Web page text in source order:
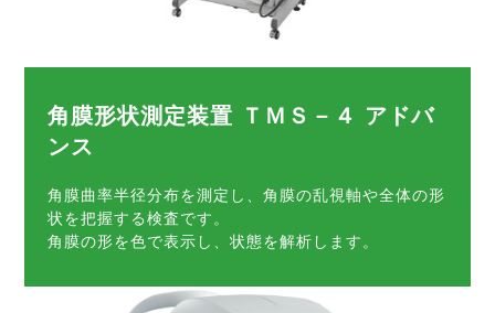
角膜形状測定装置 ＴＭＳ－４ アドバ
ンス
角膜曲率半径分布を測定し、角膜の乱視軸や全体の形
状を把握する検査です。
角膜の形を色で表示し、状態を解析します。